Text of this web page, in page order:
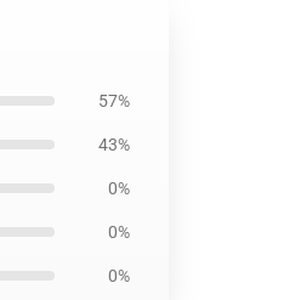
57%
43%
0%
0%
0%